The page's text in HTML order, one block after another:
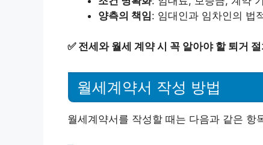
양측의 책임: 임대인과 임차인의 법
✅ 전세와 월세 계약 시 꼭 알아야 할 퇴거
월세계약서 작성 방법
월세계약서를 작성할 때는 다음과 같은 항